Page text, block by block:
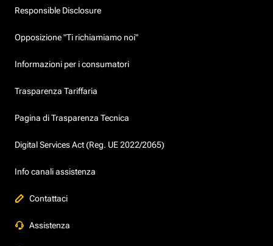
Responsible Disclosure
Opposizione "Ti richiamiamo noi"
Informazioni per i consumatori
Trasparenza Tariffaria
Pagina di Trasparenza Tecnica
Digital Services Act (Reg. UE 2022/2065)
Info canali assistenza
Contattaci
Assistenza